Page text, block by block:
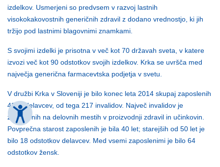
izdelkov. Usmerjeni so predvsem v razvoj lastnih
visokokakovostnih generičnih zdravil z dodano vrednostjo, ki jih
tržijo pod lastnimi blagovnimi znamkami.
S svojimi izdelki je prisotna v več kot 70 državah sveta, v katere
izvozi več kot 90 odstotkov svojih izdelkov. Krka se uvršča med
največja generična farmacevtska podjetja v svetu.
V družbi Krka v Sloveniji je bilo konec leta 2014 skupaj zaposlenih
4210 delavcev, od tega 217 invalidov. Največ invalidov je
zaposlenih na delovnih mestih v proizvodnji zdravil in učinkovin.
Povprečna starost zaposlenih je bila 40 let; starejših od 50 let je
bilo 18 odstotkov delavcev. Med vsemi zaposlenimi je bilo 64
odstotkov žensk.